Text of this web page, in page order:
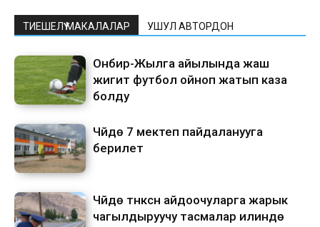
ТИЕШЕЛҮҮ МАКАЛАЛАР УШУЛ АВТОРДОН
Онбир-Жылга айылында жаш
жигит футбол ойноп жатып каза
болду
Чүйдө 7 мектеп пайдаланууга
берилет
Чүйдө түнкүсүн айдоочуларга жарык
чагылдыруучу тасмалар илинүүдө